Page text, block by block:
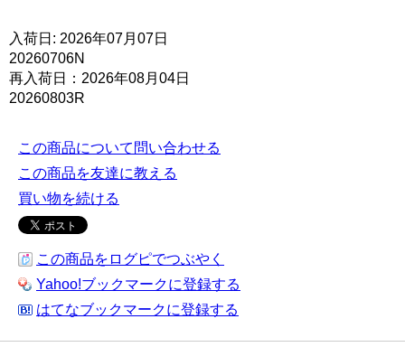
入荷日: 2026年07月07日
20260706N
再入荷日：2026年08月04日
20260803R
この商品について問い合わせる
この商品を友達に教える
買い物を続ける
この商品をログピでつぶやく
Yahoo!ブックマークに登録する
はてなブックマークに登録する